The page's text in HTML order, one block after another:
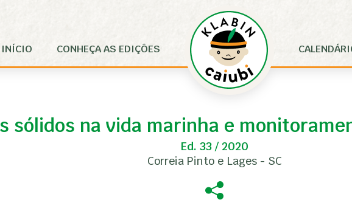
INÍCIO CONHEÇA AS EDIÇÕES
sólidos na vida marinha e
Ed. 33 / 2020
Correia Pinto e Lages - SC